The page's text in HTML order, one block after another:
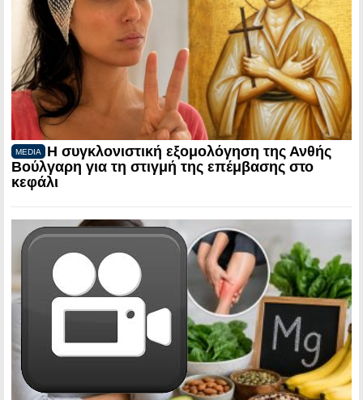
MEDIA
Η συγκλονιστική εξομολόγηση της Ανθής
Βούλγαρη για τη στιγμή της επέμβασης στο
κεφάλι